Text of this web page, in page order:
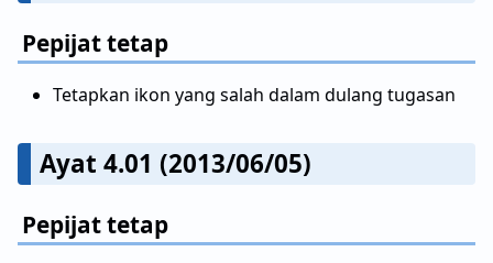
Pepijat tetap
Tetapkan ikon yang salah dalam dulang tugasan
Ayat 4.01 (2013/06/05)
Pepijat tetap